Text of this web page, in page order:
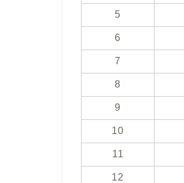
5
6
7
8
9
10
11
12